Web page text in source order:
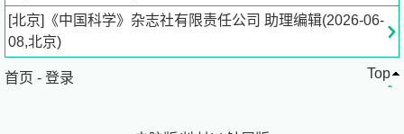
5、负责销售区域内销售活动的策划和执行，完成销售任
务；
6、收集市场同行业信息，参与策划公司产品的发布、展会
[北京]《中国科学》杂志社有限责任公司 助理编辑(2026-06-
08,北京)
首页 - 登录 Top